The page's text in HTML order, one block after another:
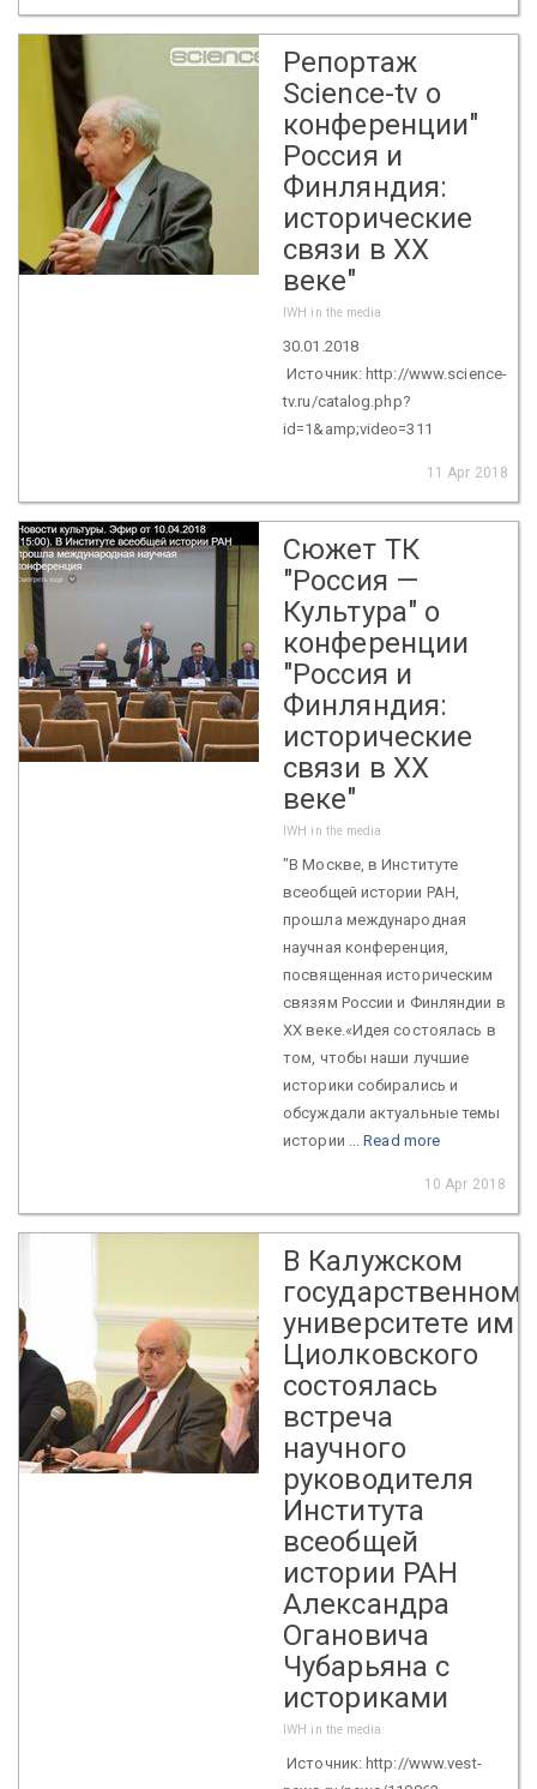
Репортаж
Science-tv о
конференции"
Россия и
Финляндия:
исторические
связи в XX
веке"
IWH in the media
30.01.2018
Источник: http://www.science-
tv.ru/catalog.php?
id=1&amp;video=311
11 Apr 2018
Сюжет ТК
"Россия —
Культура" о
конференции
"Россия и
Финляндия:
исторические
связи в XX
веке"
IWH in the media
"В Москве, в Институте
всеобщей истории РАН,
прошла международная
научная конференция,
посвященная историческим
связям России и Финляндии в
XX веке.«Идея состоялась в
том, чтобы наши лучшие
историки собирались и
обсуждали актуальные темы
истории ...Read more
10 Apr 2018
В Калужском
государственном
университете им.
Циолковского
состоялась
встреча
научного
руководителя
Института
всеобщей
истории РАН
Александра
Огановича
Чубарьяна с
историками
IWH in the media
Источник: http://www.vest-